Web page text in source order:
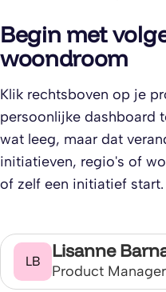
Begin met
woondroom
Klik rechtsboven op je
persoonlijke dashboard
wat leeg, maar dat
initiatieven, regio's of
of zelf een initiatief start.
LB Lisanne
Product Manager